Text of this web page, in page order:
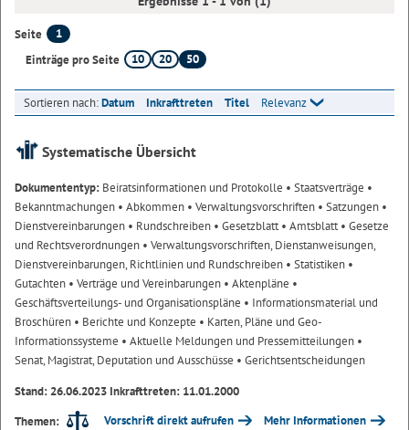
Seite
1
Einträge pro Seite
10 20 50
Sortieren nach:Datum Inkrafttreten Titel Relevanz
Systematische Übersicht
Dokumententyp: Beiratsinformationen und Protokolle • Staatsverträge •
Bekanntmachungen • Abkommen • Verwaltungsvorschriften • Satzungen •
Dienstvereinbarungen • Rundschreiben • Gesetzblatt• Amtsblatt• Gesetze
und Rechtsverordnungen • Verwaltungsvorschriften, Dienstanweisungen,
Dienstvereinbarungen, Richtlinien und Rundschreiben • Statistiken •
Gutachten • Verträge und Vereinbarungen • Aktenpläne •
Geschäftsverteilungs- und Organisationspläne • Informationsmaterial und
Broschüren • Berichte und Konzepte • Karten, Pläne und Geo-
Informationssysteme • Aktuelle Meldungen und Pressemitteilungen •
Senat, Magistrat, Deputation und Ausschüsse • Gerichtsentscheidungen
Stand: 26.06.2023 Inkrafttreten: 11.01.2000
Themen:
Vorschrift direkt aufrufen Mehr Informationen